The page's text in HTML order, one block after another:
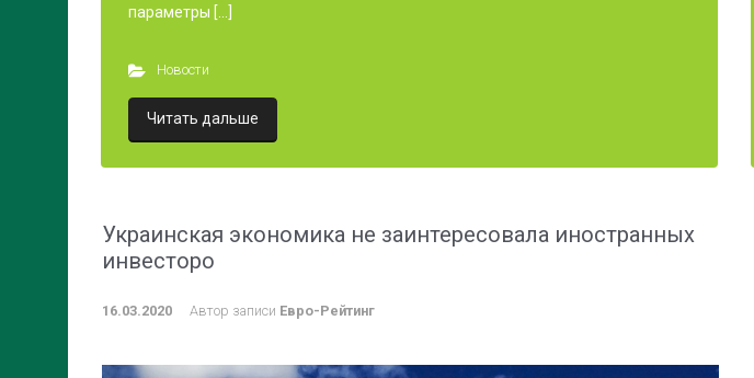
параметры […]
Новости
Читать дальше
Украинская экономика не заинтересовала иностранных
инвесторо
16.03.2020 Автор записи Евро-Рейтинг